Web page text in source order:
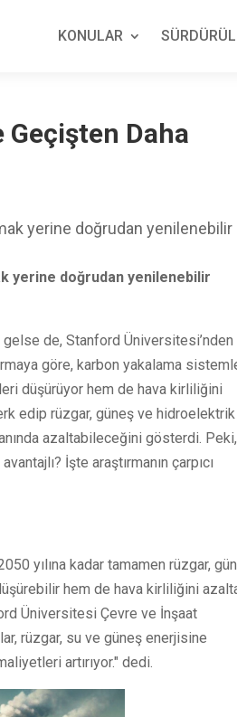
KONULAR
Daha
yerine doğrudan yenilenebilir
yerine doğrudan yenilenebilir
de, Stanford
göre, karbon yakalama
düşürüyor hem de hava kirliliğini
edip rüzgar, güneş ve hidroelektrik
azaltabileceğini gösterdi. Peki,
İşte araştırmanın çarpıcı
yılına kadar tamamen rüzgar,
hem de hava kirliliğini
Üniversitesi Çevre ve İnşaat
rüzgar, su ve güneş enerjisine
artırıyor." dedi.